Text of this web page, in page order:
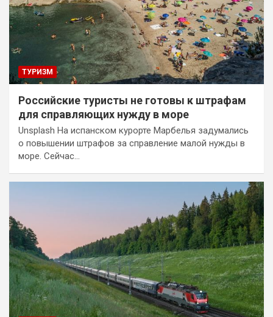
ТУРИЗМ
Российские туристы не готовы к штрафам
для справляющих нужду в море
Unsplash На испанском курорте Марбелья задумались
о повышении штрафов за справление малой нужды в
море. Сейчас…